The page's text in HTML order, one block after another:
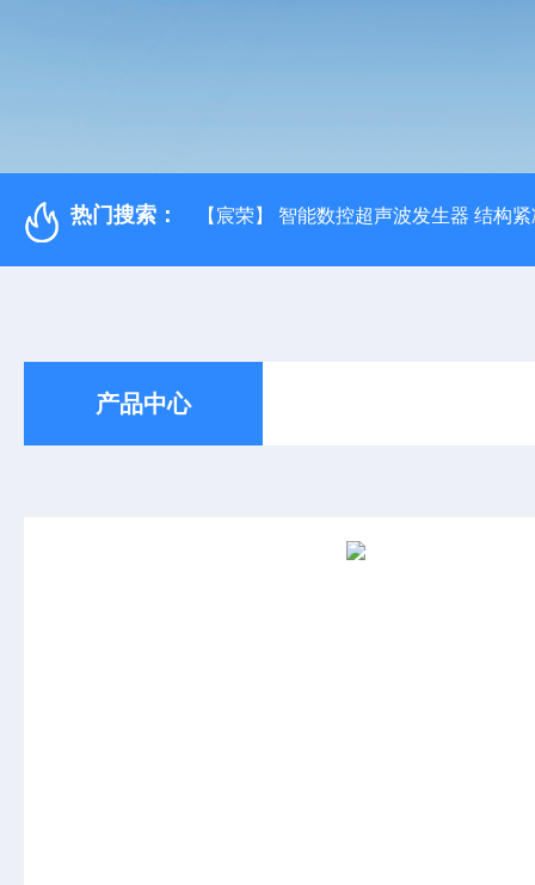
热门搜索： 【宸荣】 智能数控超声波发生器 结构
产品中心